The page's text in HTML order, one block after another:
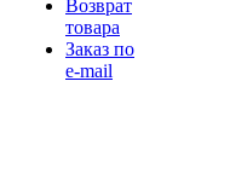
Возврат
товара
Заказ по
e-mail